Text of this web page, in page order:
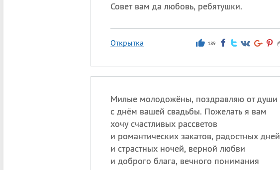
Совет вам да любовь, ребятушки.
Открытка 189
Милые молодожёны, поздравляю от души
с днём вашей свадьбы. Пожелать я вам
хочу счастливых рассветов
и романтических закатов, радостных дней
и страстных ночей, верной любви
и доброго блага, вечного понимания